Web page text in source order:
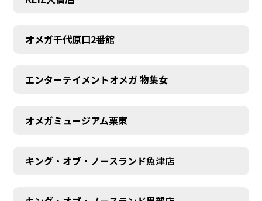
オメガ千代原口2番館
エンターテイメントオメガ 物集女
オメガミュージアム栗東
キング・オブ・ノースランド魚津店